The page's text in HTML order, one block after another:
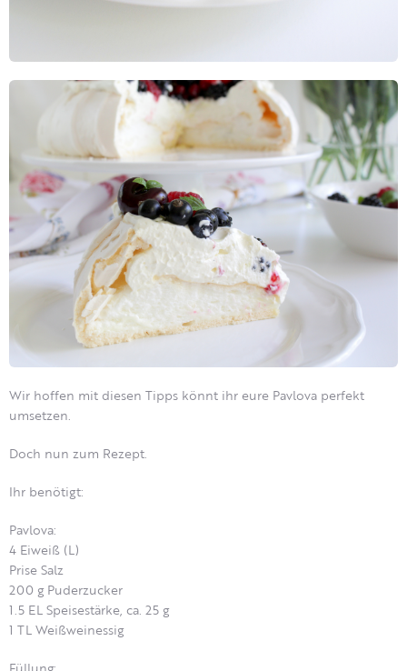
Wir hoffen mit diesen Tipps könnt ihr eure Pavlova perfekt
umsetzen.
Doch nun zum Rezept.
Ihr benötigt:
Pavlova:
4 Eiweiß (L)
Prise Salz
200 g Puderzucker
1.5 EL Speisestärke, ca. 25 g
1 TL Weißweinessig